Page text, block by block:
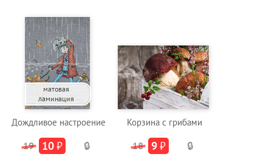
матовая
ламинация
Дождливое настроение
19 10₽ 🔒
Корзина с грибами
18 9₽ 🔒